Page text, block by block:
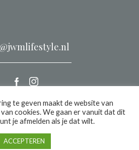
2026 |Privacy
we make it website
te geven maakt de website van
cookies. We gaan er vanuit dat dit
je afmelden als je dat wilt.
ACCEPTEREN